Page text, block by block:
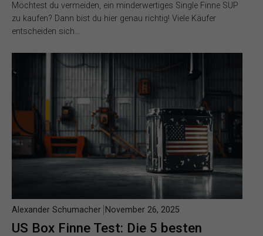
Möchtest du vermeiden, ein minderwertiges Single Finne SUP
zu kaufen? Dann bist du hier genau richtig! Viele Käufer
entscheiden sich…
US Box Finne Test: Die 5 besten
Alexander Schumacher November 26, 2025